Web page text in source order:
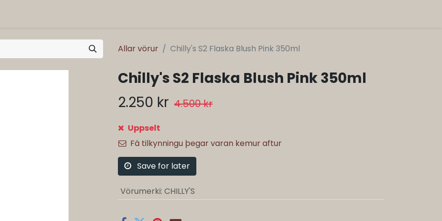
Allar vörur Chilly's S2 Flaska Blush Pink 350ml
Chilly's S2 Flaska Blush Pink 350ml
2.250 kr 4.500kr
Uppselt
Fá tilkynningu þegar varan kemur aftur
Save for later
Vörumerki: CHILLY'S